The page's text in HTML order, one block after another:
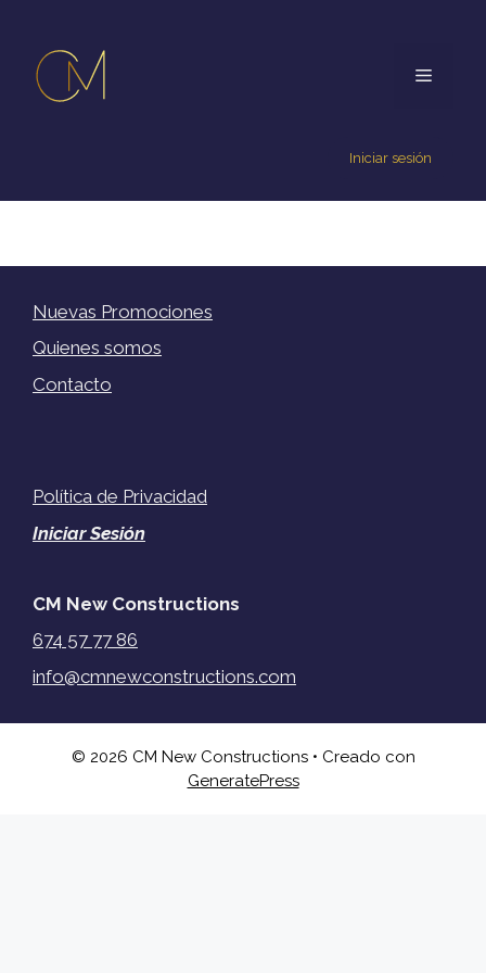
Iniciar sesión
Nuevas Promociones
Quienes somos
Contacto
Política de Privacidad
Iniciar Sesión
CM New Constructions
674 57 77 86
info@cmnewconstructions.com
© 2026 CM New Constructions• Creado con
GeneratePress